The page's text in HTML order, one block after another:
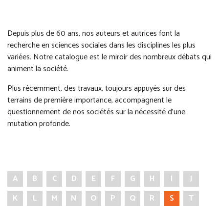
Depuis plus de 60 ans, nos auteurs et autrices font la
recherche en sciences sociales dans les disciplines les plus
variées. Notre catalogue est le miroir des nombreux débats qui
animent la société.
Plus récemment, des travaux, toujours appuyés sur des
terrains de première importance, accompagnent le
questionnement de nos sociétés sur la nécessité d’une
mutation profonde.
A B C D E F G H I
J
K
L M N O P Q R S
T